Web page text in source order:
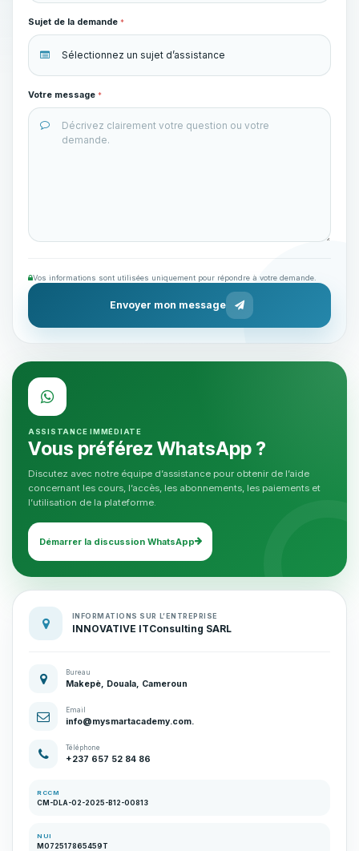
Sujet de la demande*
Votre message*
Vos informations sont utilisées uniquement pour répondre à votre demande.
Envoyer mon message
ASSISTANCE IMMÉDIATE
Vous préférez WhatsApp ?
Discutez avec notre équipe d’assistance pour obtenir de l’aide
concernant les cours, l’accès, les abonnements, les paiements et
l’utilisation de la plateforme.
Démarrer la discussion WhatsApp
INFORMATIONS SUR L’ENTREPRISE
INNOVATIVE ITConsulting SARL
Bureau
Makepè, Douala, Cameroun
Email
info@mysmartacademy.com.
Téléphone
+237 657 52 84 86
RCCM
CM-DLA-02-2025-B12-00813
NUI
M072517865459T